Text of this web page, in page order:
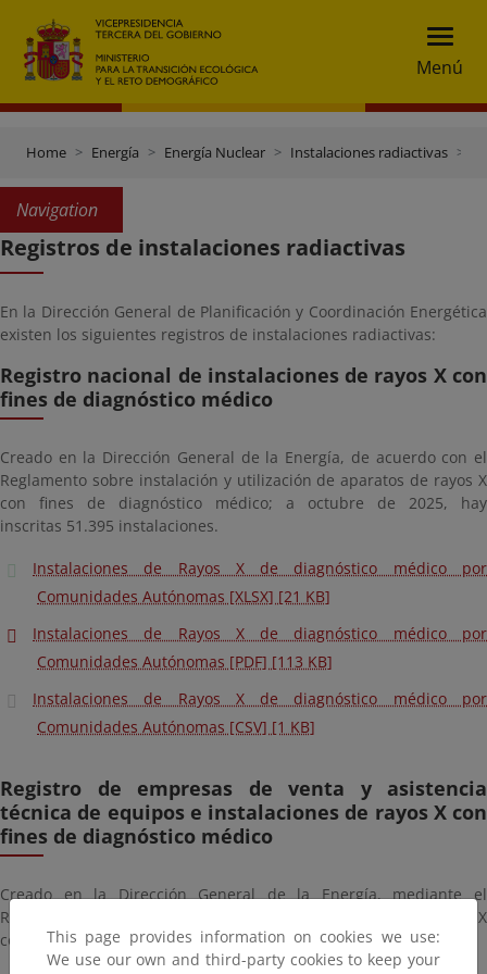
Menú
Home Energía Energía Nuclear Instalaciones radiactivas
Navigation
Registros de instalaciones radiactivas
En la Dirección General de Planificación y Coordinación Energética
existen los siguientes registros de instalaciones radiactivas:
Registro nacional de instalaciones de rayos X con
fines de diagnóstico médico
Creado en la Dirección General de la Energía, de acuerdo con el
Reglamento sobre instalación y utilización de aparatos de rayos X
con fines de diagnóstico médico; a octubre de 2025, hay
inscritas 51.395 instalaciones.
Instalaciones de Rayos X de diagnóstico médico por
Comunidades Autónomas [XLSX] [21 KB]
Instalaciones de Rayos X de diagnóstico médico por
Comunidades Autónomas [PDF] [113 KB]
Instalaciones de Rayos X de diagnóstico médico por
Comunidades Autónomas [CSV] [1 KB]
Registro de empresas de venta y asistencia
técnica de equipos e instalaciones de rayos X con
fines de diagnóstico médico
Creado en la Dirección General de la Energía, mediante el
Reglamento sobre instalación y utilización de aparatos de rayos X
con fines de diagnóstico médico.
This page provides information on cookies we use:
We use our own and third-party cookies to keep your